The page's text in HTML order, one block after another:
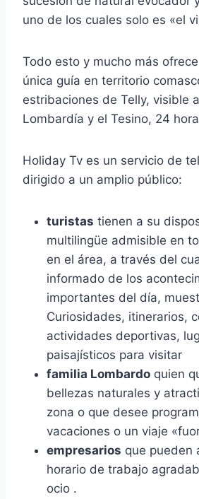
uno de los cuales solo es «el
Todo esto y mucho más
única guía en territorio
estribaciones de Telly, visible
Lombardía y el Tesino, 24
Holiday Tv es un servicio de
dirigido a un amplio público:
turistas tienen a su
multilingüe admisible en
en el área, a través del
informado de los
importantes del día,
Curiosidades, itinerarios,
actividades deportivas,
paisajísticos para visitar
familia Lombardo quien
bellezas naturales y
zona o que desee
vacaciones o un viaje
empresarios que pueden
horario de trabajo
ocio .